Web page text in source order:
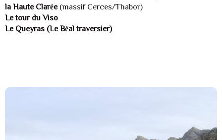
la Haute Clarée(massif Cerces/Thabor)
Le tour du Viso
Le Queyras (Le Béal traversier)